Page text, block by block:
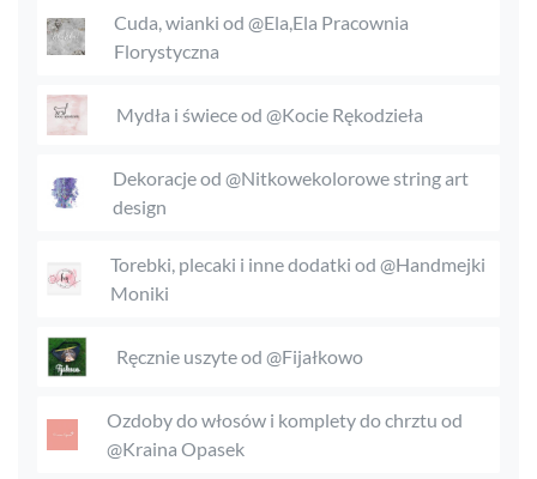
Cuda, wianki od @Ela,Ela Pracownia
Florystyczna
Mydła i świece od @Kocie Rękodzieła
Dekoracje od @Nitkowekolorowe string art
design
Torebki, plecaki i inne dodatki od @Handmejki
Moniki
Ręcznie uszyte od @Fijałkowo
Ozdoby do włosów i komplety do chrztu od
@Kraina Opasek